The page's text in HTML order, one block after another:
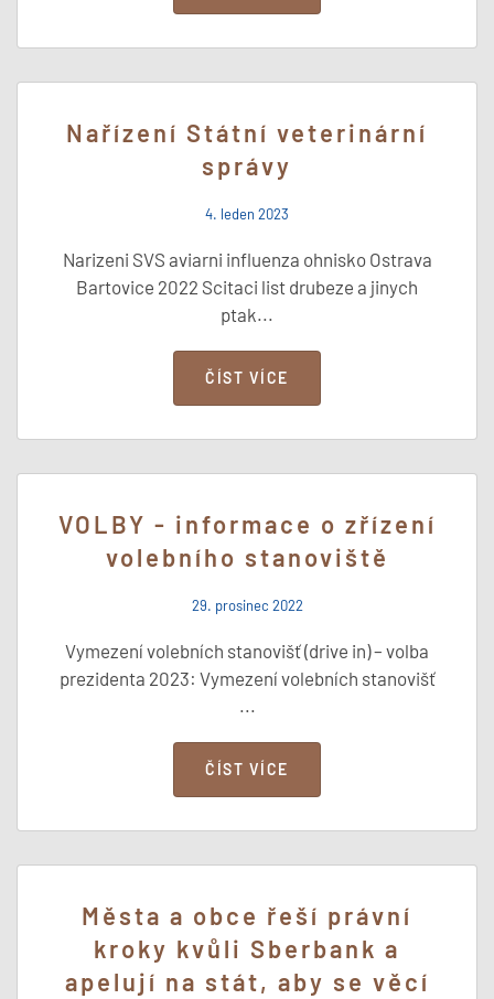
Nařízení Státní veterinární
správy
4. leden 2023
Narizeni SVS aviarni influenza ohnisko Ostrava
Bartovice 2022 Scitaci list drubeze a jinych
ptak...
ČÍST VÍCE
VOLBY - informace o zřízení
volebního stanoviště
29. prosinec 2022
Vymezení volebních stanovišť (drive in) – volba
prezidenta 2023: Vymezení volebních stanovišť
...
ČÍST VÍCE
Města a obce řeší právní
kroky kvůli Sberbank a
apelují na stát, aby se věcí